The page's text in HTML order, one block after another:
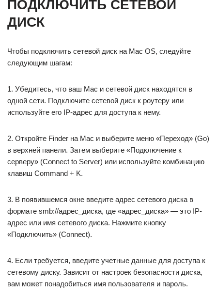
ПОДКЛЮЧИТЬ СЕТЕВОЙ
ДИСК
Чтобы подключить сетевой диск на Mac OS, следуйте
следующим шагам:
1. Убедитесь, что ваш Mac и сетевой диск находятся в
одной сети. Подключите сетевой диск к роутеру или
используйте его IP-адрес для доступа к нему.
2. Откройте Finder на Mac и выберите меню «Переход» (Go)
в верхней панели. Затем выберите «Подключение к
серверу» (Connect to Server) или используйте комбинацию
клавиш Command + K.
3. В появившемся окне введите адрес сетевого диска в
формате smb://адрес_диска, где «адрес_диска» — это IP-
адрес или имя сетевого диска. Нажмите кнопку
«Подключить» (Connect).
4. Если требуется, введите учетные данные для доступа к
сетевому диску. Зависит от настроек безопасности диска,
вам может понадобиться имя пользователя и пароль.